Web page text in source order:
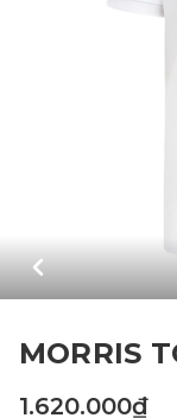
MORRIS
1.620.000₫